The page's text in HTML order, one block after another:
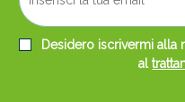
Desidero iscrivermi
al